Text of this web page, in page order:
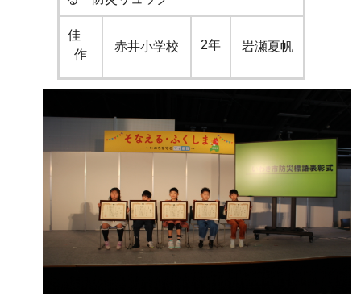
佳
作
赤井小学校 2年 岩瀬夏帆